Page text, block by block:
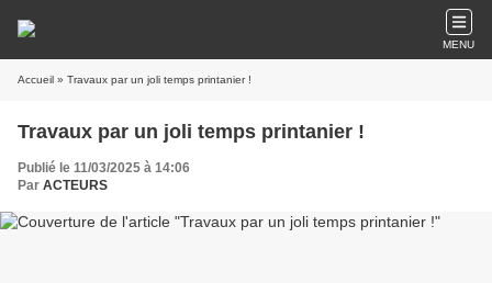
MENU
Accueil » Travaux par un joli temps printanier !
Travaux par un joli temps printanier !
Publié le 11/03/2025 à 14:06
Par ACTEURS